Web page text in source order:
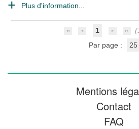
Plus d'information...
1
Par page :
25
Mentions
Contact
FAQ